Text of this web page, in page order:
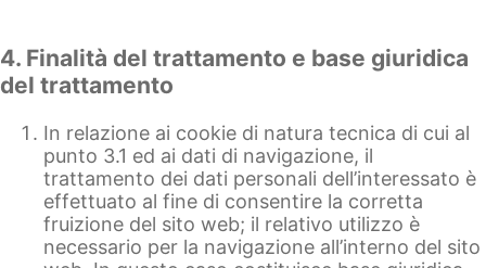
4. Finalità del trattamento e base giuridica
del trattamento
In relazione ai cookie di natura tecnica di cui al
punto 3.1 ed ai dati di navigazione, il
trattamento dei dati personali dell’interessato è
effettuato al fine di consentire la corretta
fruizione del sito web; il relativo utilizzo è
necessario per la navigazione all’interno del sito